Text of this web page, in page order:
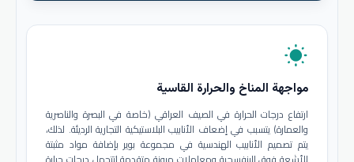
wb_sunny
مواجهة المناخ والحرارة القاسية
ارتفاع درجات الحرارة في الصيف العراقي (خاصة في البصرة والناصرية
والعمارة) يتسبب في إضعاف الأنابيب البلاستيكية التجارية الرديئة. لذلك،
يتم تصميم الأنابيب الهندسية في مجموعة بوير بإضافة مواد مثبتة